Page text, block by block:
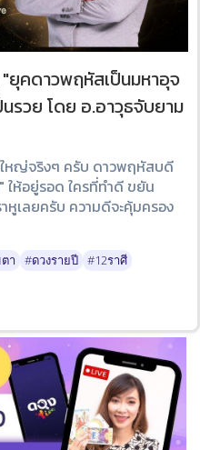
"ยุคดาวพฤหัสเป็นมหาอุจ
รวย โดย อ.อาวุธจับยาม
หญ่จริงๆ ครับ ดาวพฤหัสบดี
ให้อยู่รอด ใครที่ทำดี ขยัน
หูเลยครับ ความดีจะคุ้มครอง
า #ดวงรายปี #12ราศี